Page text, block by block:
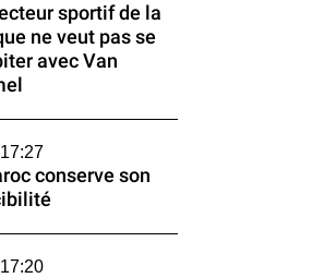
sportif de la
ne veut pas se
avec Van
conserve son